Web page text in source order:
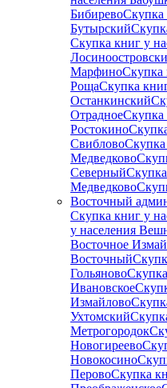
БибиревоСкупка
Бутырский
Скупка книг у
МарфиноСкупка
РощаСкупка
Останкинский
ОтрадноеСкупка
Ростокино
СвибловоСкупка
Медведково
Северный
Медведково
Восточный
Скупка книг у
у населения
Восточное
Восточный
Гольяново
Ивановское
Измайлово
Ухтомский
Метрогородок
Новогиреево
Новокосино
ПеровоСкупка